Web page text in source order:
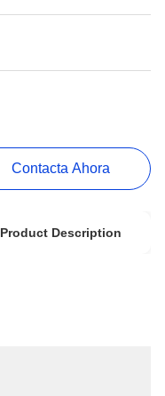
Contacta Ahora
Product Description